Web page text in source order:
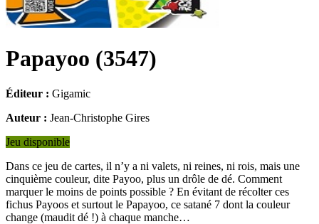
Papayoo (3547)
Éditeur : Gigamic
Auteur : Jean-Christophe Gires
Jeu disponible
Dans ce jeu de cartes, il n’y a ni valets, ni reines, ni rois, mais une
cinquième couleur, dite Payoo, plus un drôle de dé. Comment
marquer le moins de points possible ? En évitant de récolter ces
fichus Payoos et surtout le Papayoo, ce satané 7 dont la couleur
change (maudit dé !) à chaque manche…